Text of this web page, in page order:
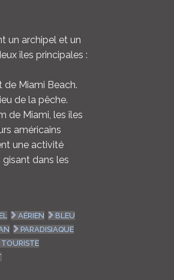
un archipel et un
îles principales :
de Miami Beach.
de la pêche.
de Miami, les îles
américains
une activité
dans les
AÉRIEN
BLEU
PARADISIAQUE
TOURISTE